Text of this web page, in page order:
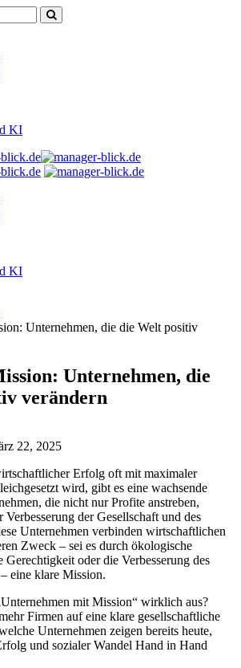
KI
KI
Unternehmen, die die Welt positiv
Unternehmen, die
verändern
22, 2025
Erfolg oft mit maximaler
wird, gibt es eine wachsende
die nicht nur Profite anstreben,
der Gesellschaft und des
Unternehmen verbinden wirtschaftlichen
Zweck – sei es durch ökologische
oder die Verbesserung des
eine klare Mission.
mit Mission“ wirklich aus?
Firmen auf eine klare gesellschaftliche
Unternehmen zeigen bereits heute,
und sozialer Wandel Hand in Hand